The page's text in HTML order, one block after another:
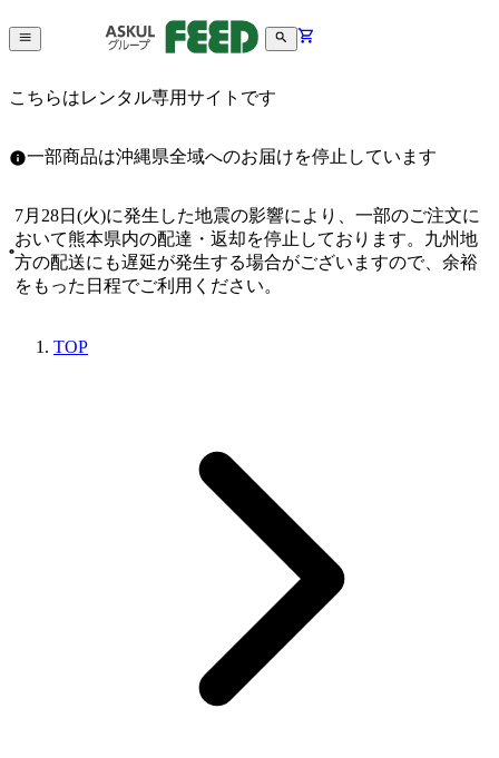
こちらはレンタル専用サイトです
一部商品は沖縄県全域へのお届けを停止しています
7月28日(火)に発生した地震の影響により、一部のご注文に
おいて熊本県内の配達・返却を停止しております。九州地
方の配送にも遅延が発生する場合がございますので、余裕
をもった日程でご利用ください。
TOP